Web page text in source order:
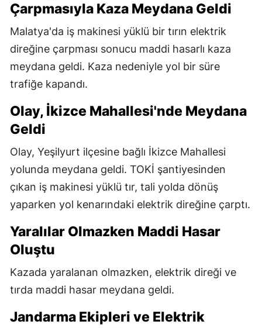
Çarpmasıyla Kaza Meydana Geldi
Malatya'da iş makinesi yüklü bir tırın elektrik
direğine çarpması sonucu maddi hasarlı kaza
meydana geldi. Kaza nedeniyle yol bir süre
trafiğe kapandı.
Olay, İkizce Mahallesi'nde Meydana
Geldi
Olay, Yeşilyurt ilçesine bağlı İkizce Mahallesi
yolunda meydana geldi. TOKİ şantiyesinden
çıkan iş makinesi yüklü tır, tali yolda dönüş
yaparken yol kenarındaki elektrik direğine çarptı.
Yaralılar Olmazken Maddi Hasar
Oluştu
Kazada yaralanan olmazken, elektrik direği ve
tırda maddi hasar meydana geldi.
Jandarma Ekipleri ve Elektrik